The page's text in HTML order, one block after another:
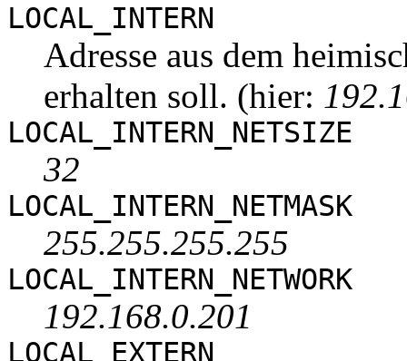
LOCAL_INTERN
Adresse aus dem
erhalten soll. (hier:
LOCAL_INTERN_NETSIZE
32
LOCAL_INTERN_NETMASK
255.255.255.255
LOCAL_INTERN_NETWORK
192.168.0.201
LOCAL_EXTERN